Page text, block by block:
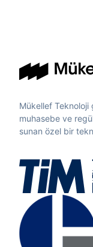
Mükellef Teknoloji
muhasebe ve
sunan özel bir